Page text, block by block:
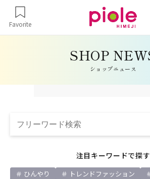
Favorite
ショップニュース
注目キーワードで探す
ひんやり トレンドファッション